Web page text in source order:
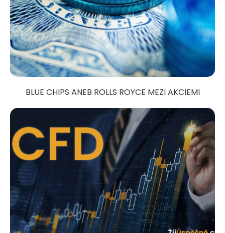
BLUE CHIPS ANEB ROLLS ROYCE MEZI AKCIEMI